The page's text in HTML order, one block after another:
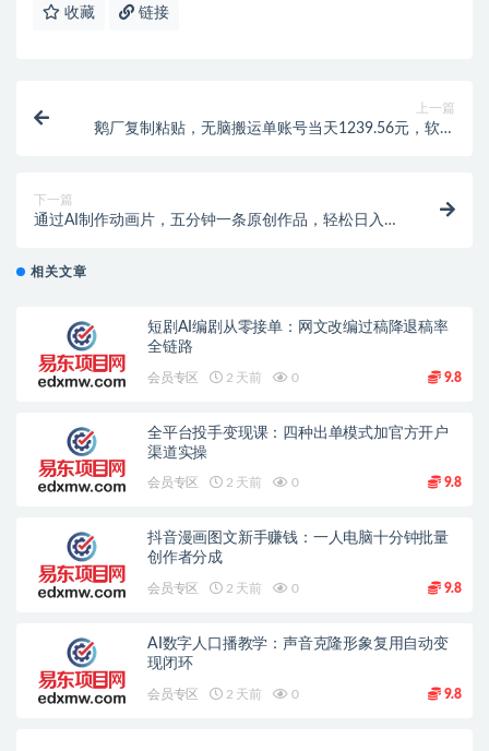
收藏 链接
上一篇
鹅厂复制粘贴，无脑搬运单账号当天1239.56元，软件
下一篇
通过AI制作动画片，五分钟一条原创作品，轻松日入
相关文章
短剧AI编剧从零接单：网文改编过稿降退稿率
全链路
会员专区 2 天前 0 9.8
全平台投手变现课：四种出单模式加官方开户
渠道实操
会员专区 2 天前 0 9.8
抖音漫画图文新手赚钱：一人电脑十分钟批量
创作者分成
会员专区 2 天前 0 9.8
AI数字人口播教学：声音克隆形象复用自动变
现闭环
会员专区 2 天前 0 9.8